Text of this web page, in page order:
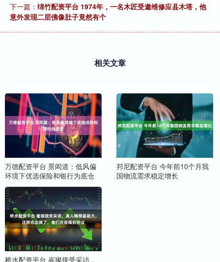
下一篇： 绵竹配资平台 1974年，一名木匠受邀维修应县木塔，他
意外发现二层佛像肚子竟然有个
相关文章
万德配资平台 景闳道：低风偏
环境下优选保险和银行为底仓
邦尼配资平台 今年前10个月我
国物流需求稳定增长
桥水配资平台 崔璨接受采访，